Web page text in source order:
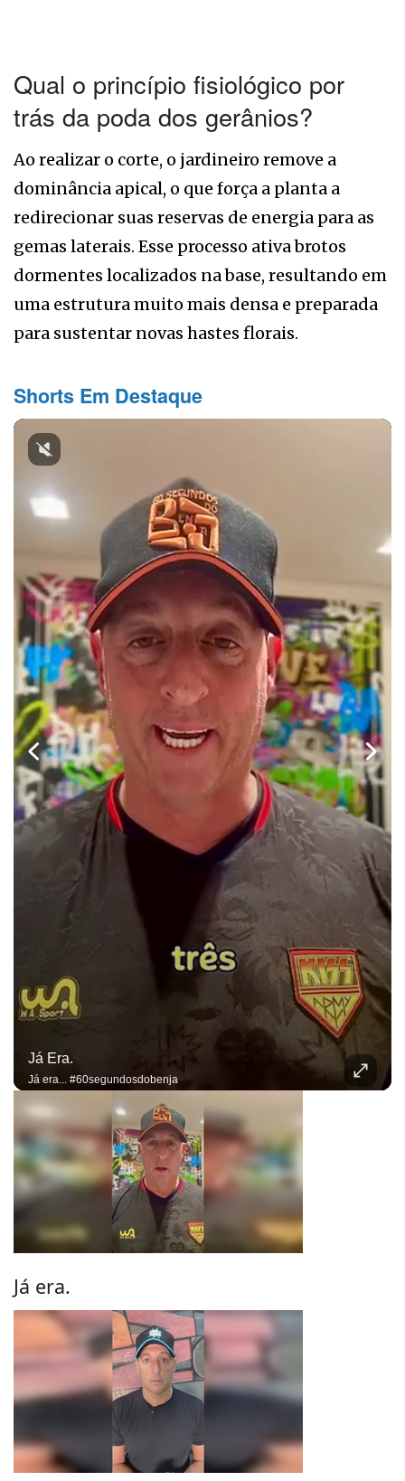
Qual o princípio fisiológico por
trás da poda dos gerânios?
Ao realizar o corte, o jardineiro remove a
dominância apical, o que força a planta a
redirecionar suas reservas de energia para as
gemas laterais. Esse processo ativa brotos
dormentes localizados na base, resultando em
uma estrutura muito mais densa e preparada
para sustentar novas hastes florais.
Shorts Em Destaque
Já Era.
Já era... #60segundosdobenja
Já era.